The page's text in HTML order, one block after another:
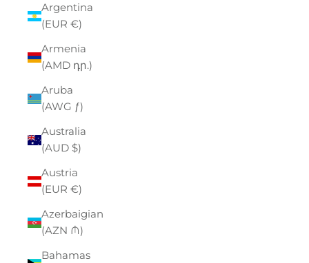
Argentina
(EUR €)
Armenia
(AMD դր.)
Aruba
(AWG ƒ)
Australia
(AUD $)
Austria
(EUR €)
Azerbaigian
(AZN ₼)
Bahamas